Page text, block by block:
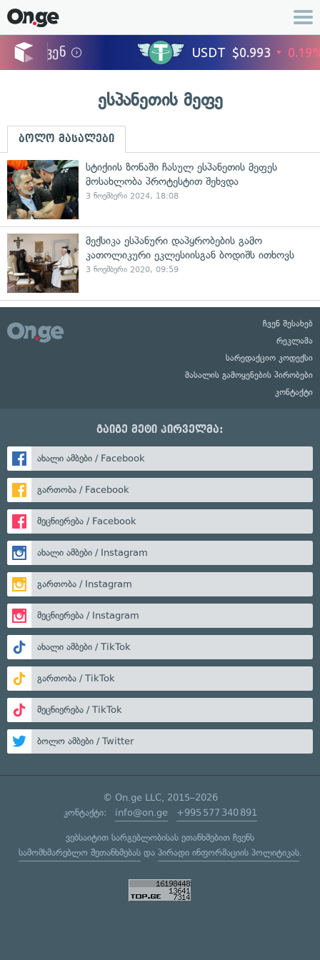
ესპანეთის მეფე
ბოლო მასალები
სტიქიის ზონაში ჩასულ ესპანეთის მეფეს
მოსახლობა პროტესტით შეხვდა
3 ნოემბერი 2024, 18:08
მექსიკა ესპანური დაპყრობების გამო
კათოლიკური ეკლესიისგან ბოდიშს ითხოვს
3 ნოემბერი 2020, 09:59
ჩვენ შესახებ
რეკლამა
სარედაქციო კოდექსი
მასალის გამოყენების პირობები
კონტაქტი
გაიგე მეტი პირველმა:
ახალი ამბები / Facebook
გართობა / Facebook
მეცნიერება / Facebook
ახალი ამბები / Instagram
გართობა / Instagram
მეცნიერება / Instagram
ახალი ამბები / TikTok
გართობა / TikTok
მეცნიერება / TikTok
ბოლო ამბები / Twitter
© On.ge LLC, 2015–2026
კონტაქტი: info@on.ge +995 577 340 891
ვებსაიტით სარგებლობისას ეთანხმებით ჩვენს
სამომხმარებლო შეთანხმებასდა პირადი ინფორმაციის პოლიტიკას.